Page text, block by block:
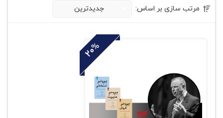
مرتب سازی بر اساس: جدیدترین
20%